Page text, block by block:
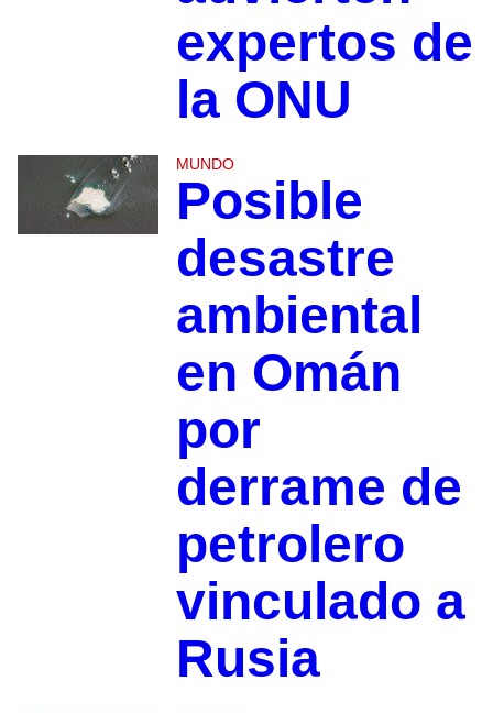
expertos de
la ONU
MUNDO
Posible
desastre
ambiental
en Omán
por
derrame de
petrolero
vinculado a
Rusia